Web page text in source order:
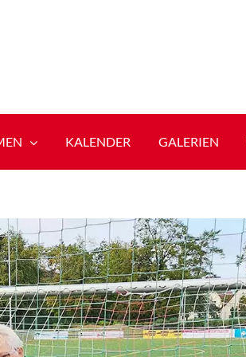
KALENDER GALERIEN